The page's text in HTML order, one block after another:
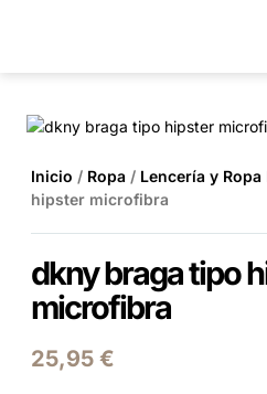
Inicio / Ropa / Lencería y
hipster microfibra
dkny braga tipo
microfibra
25,95 €